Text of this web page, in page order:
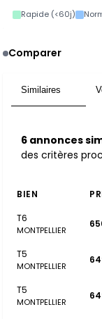
Rapide (<60j)
Comparer
Similaires
6 annonces
des critères
BIEN
T6
MONTPELLIER
T5
MONTPELLIER
T5
MONTPELLIER